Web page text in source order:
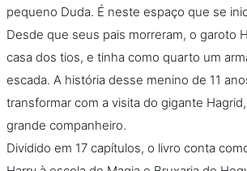
pequeno Duda. É neste espaço que se
Desde que seus pais morreram, o garoto
casa dos tios, e tinha como quarto um
escada. A história desse menino de 11
transformar com a visita do gigante
grande companheiro.
Dividido em 17 capítulos, o livro conta